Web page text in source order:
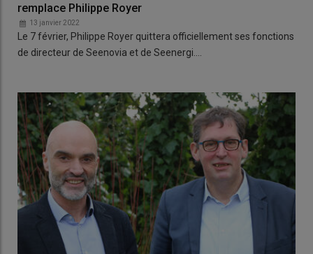
remplace Philippe Royer
13 janvier 2022
Le 7 février, Philippe Royer quittera officiellement ses fonctions
de directeur de Seenovia et de Seenergi.…